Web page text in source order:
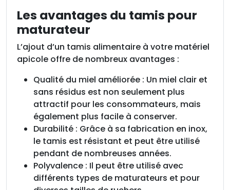
Les avantages du tamis pour
maturateur
L’ajout d’un tamis alimentaire à votre matériel
apicole offre de nombreux avantages :
Qualité du miel améliorée : Un miel clair et
sans résidus est non seulement plus
attractif pour les consommateurs, mais
également plus facile à conserver.
Durabilité : Grâce à sa fabrication en inox,
le tamis est résistant et peut être utilisé
pendant de nombreuses années.
Polyvalence : Il peut être utilisé avec
différents types de maturateurs et pour